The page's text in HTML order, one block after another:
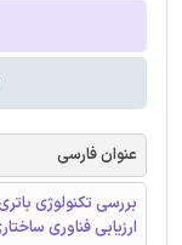
عنوان فارسی
بررسی تکنولوژی
ارزیابی فناوری